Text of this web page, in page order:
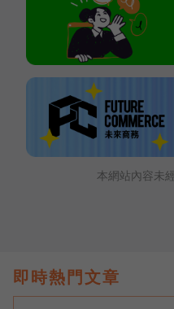
本網站內容未
即時熱門文章